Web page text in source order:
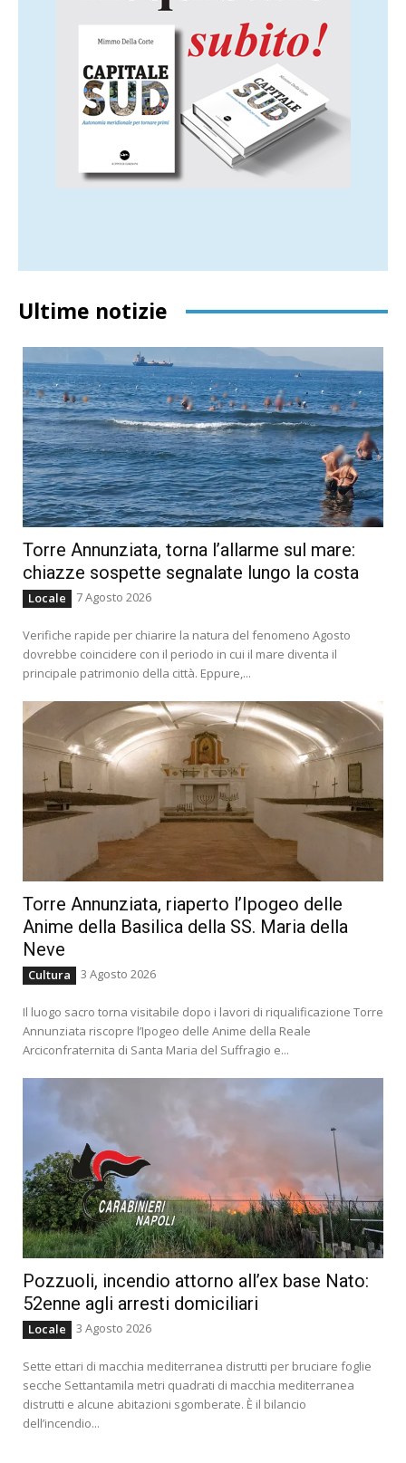
Ultime notizie
Torre Annunziata, torna l’allarme sul mare:
chiazze sospette segnalate lungo la costa
Locale 7 Agosto 2026
Verifiche rapide per chiarire la natura del fenomeno Agosto
dovrebbe coincidere con il periodo in cui il mare diventa il
principale patrimonio della città. Eppure,...
Torre Annunziata, riaperto l’Ipogeo delle
Anime della Basilica della SS. Maria della
Neve
Cultura 3 Agosto 2026
Il luogo sacro torna visitabile dopo i lavori di riqualificazione Torre
Annunziata riscopre l’Ipogeo delle Anime della Reale
Arciconfraternita di Santa Maria del Suffragio e...
Pozzuoli, incendio attorno all’ex base Nato:
52enne agli arresti domiciliari
Locale 3 Agosto 2026
Sette ettari di macchia mediterranea distrutti per bruciare foglie
secche Settantamila metri quadrati di macchia mediterranea
distrutti e alcune abitazioni sgomberate. È il bilancio
dell’incendio...